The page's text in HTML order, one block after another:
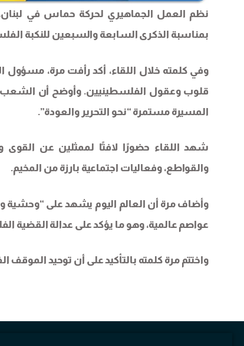
نظم العمل الجماهيري لحركة حماس في
بمناسبة الذكرى السابعة والسبعين للنكبة
وفي كلمته خلال اللقاء، أكد رأفت مرة،
قلوب وعقول الفلسطينيين. وأوضح أن الشعب
المسيرة مستمرة “نحو التحرير والعودة”.
شهد اللقاء حضورًا لافتًا لممثلين عن القوى
والقواطع، وفعاليات اجتماعية بارزة من المخيم.
وأضاف مرة أن العالم اليوم يشهد على “وحشية
عواصم عالمية، وهو ما يؤكد على عدالة القضية
واختتم مرة كلمته بالتأكيد على أن توحيد